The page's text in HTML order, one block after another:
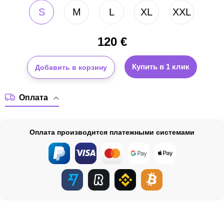
S M L XL XXL
120€
Добавить в корзину Купить в 1 клик
Оплата
Оплата производится платежными системами